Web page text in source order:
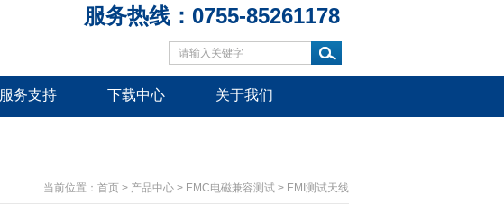
服务热线：0755-85261178
服务支持 下载中心 关于我们
当前位置： 首页 > 产品中心 > EMC电磁兼容测试 > EMI测试天线